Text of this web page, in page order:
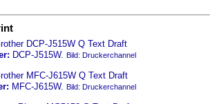
DCP-J515W. Bild: Druckerchannel
MFC-J615W. Bild: Druckerchannel